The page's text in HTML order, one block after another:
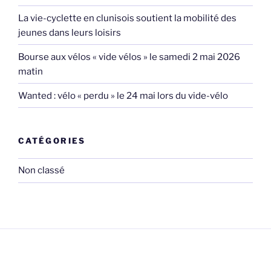
La vie-cyclette en clunisois soutient la mobilité des
jeunes dans leurs loisirs
Bourse aux vélos « vide vélos » le samedi 2 mai 2026
matin
Wanted : vélo « perdu » le 24 mai lors du vide-vélo
CATÉGORIES
Non classé